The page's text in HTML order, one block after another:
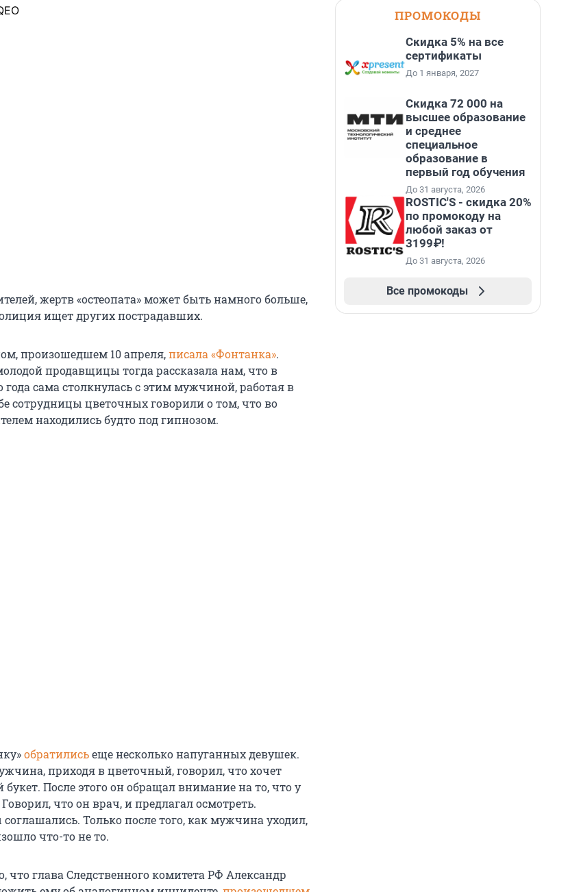
жертв «остеопата» может быть намного больше,
ищет других пострадавших.
произошедшем 10 апреля,писала «Фонтанка».
продавщицы тогда рассказала нам, что в
сама столкнулась с этим мужчиной, работая в
сотрудницы цветочных говорили о том, что во
находились будто под гипнозом.
обратилисьеще несколько напуганных девушек.
приходя в цветочный, говорил, что хочет
После этого он обращал внимание на то, что у
что он врач, и предлагал осмотреть.
Только после того, как мужчина уходил,
что-то не то.
что глава Следственного комитета РФ Александр
ПРОМОКОДЫ
Скидка 5% на все
сертификаты
До 1 января, 2027
Скидка 72 000 на
высшее образование
и среднее
специальное
образование в
первый год обучения
До 31 августа, 2026
ROSTIC'S - скидка 20%
по промокоду на
любой заказ от
3199₽!
До 31 августа, 2026
Все промокоды